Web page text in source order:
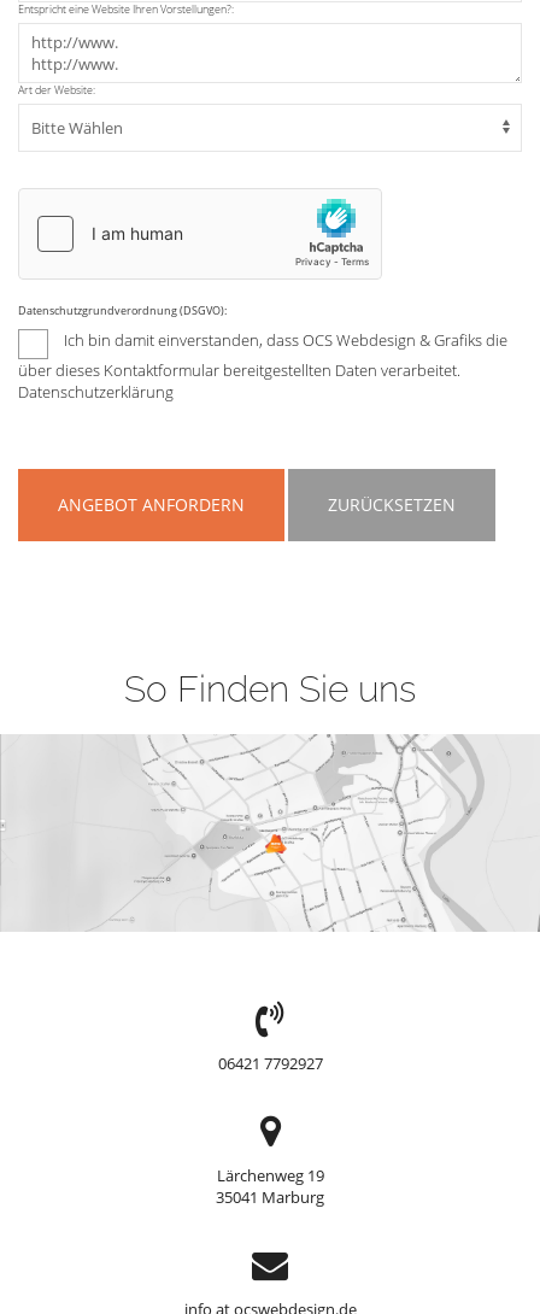
Entspricht eine Website Ihren Vorstellungen?:
Art der Website:
Datenschutzgrundverordnung (DSGVO):
Ich bin damit einverstanden, dass OCS Webdesign & Grafiks die
über dieses Kontaktformular bereitgestellten Daten verarbeitet.
Datenschutzerklärung
ANGEBOT ANFORDERN ZURÜCKSETZEN
So Finden Sie uns
TEL:
06421 7792927
Adresse
Lärchenweg 19
35041 Marburg
Support
info at ocswebdesign.de